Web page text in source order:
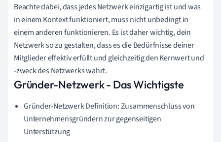
Beachte dabei, dass jedes Netzwerk einzigartig ist und was
in einem Kontext funktioniert, muss nicht unbedingt in
einem anderen funktionieren. Es ist daher wichtig, dein
Netzwerk so zu gestalten, dass es die Bedürfnisse deiner
Mitglieder effektiv erfüllt und gleichzeitig den Kernwert und
-zweck des Netzwerks wahrt.
Gründer-Netzwerk - Das Wichtigste
Gründer-Netzwerk Definition: Zusammenschluss von
Unternehmensgründern zur gegenseitigen
Unterstützung